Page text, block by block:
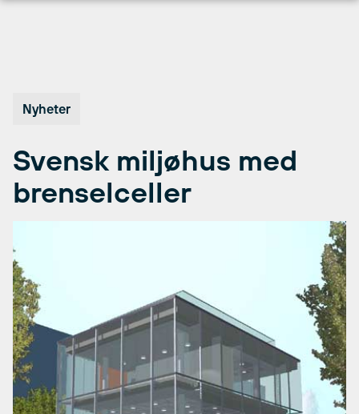
Nyheter
Svensk miljøhus med
brenselceller